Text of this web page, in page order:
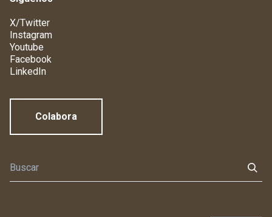
X/Twitter
Instagram
Youtube
Facebook
LinkedIn
Colabora